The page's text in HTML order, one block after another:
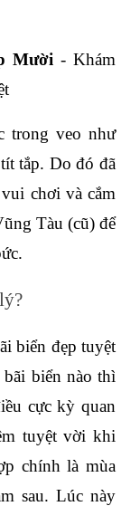
Mười - Khám
trong veo như
tắp. Do đó đã
chơi và cắm
Tàu (cũ) để
biển đẹp tuyệt
biển nào thì
cực kỳ quan
tuyệt vời khi
chính là mùa
sau. Lúc này